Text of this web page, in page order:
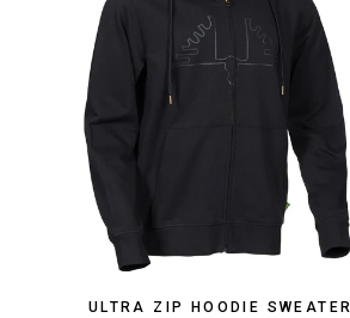
ULTRA ZIP HOODIE SWEATER